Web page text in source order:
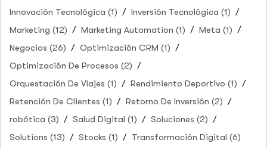
Innovación Tecnológica (1) Inversión Tecnológica (1)
Marketing (12) Marketing Automation (1) Meta (1)
Negocios (26) Optimización CRM (1)
Optimización De Procesos (2)
Orquestación De Viajes (1) Rendimiento Deportivo (1)
Retención De Clientes (1) Retorno De Inversión (2)
robótica (3) Salud Digital (1) Soluciones (2)
Solutions (13) Stocks (1) Transformación Digital (6)